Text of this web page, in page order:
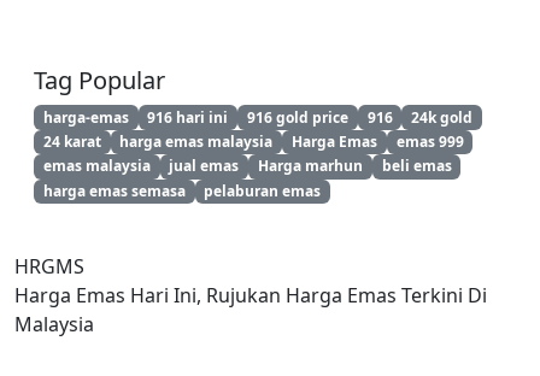
Tag Popular
harga-emas 916 hari ini 916 gold price 916
24k gold
24 karat
harga emas malaysia Harga Emas
emas 999
emas malaysia
jual emas Harga marhun
beli emas
harga emas semasa
pelaburan emas
HRGMS
Harga Emas Hari Ini, Rujukan Harga Emas Terkini Di
Malaysia